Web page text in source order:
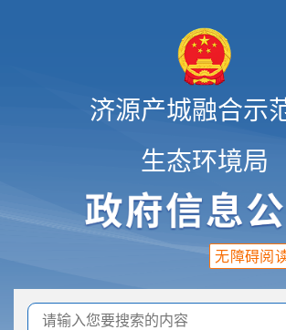
济源产城融合示
生态环境局
无障碍阅